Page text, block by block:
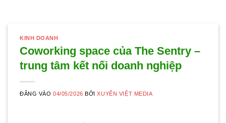
KINH DOANH
Coworking space của The Sentry –
trung tâm kết nối doanh nghiệp
ĐĂNG VÀO04/05/2026 BỞIXUYÊN VIỆT MEDIA